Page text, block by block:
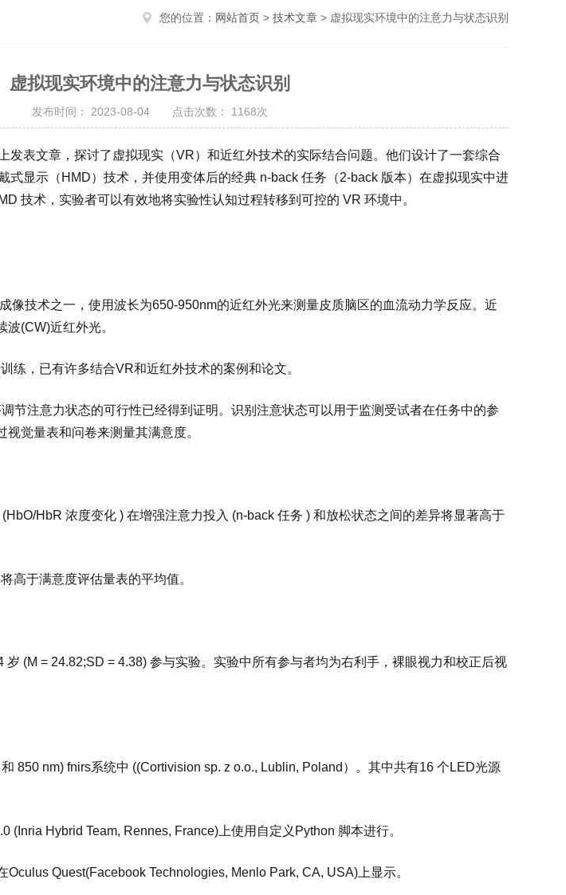
您的位置： 网站首页 > 技术文章 > 虚拟现实环境中的注意力与状态识别
虚拟现实环境中的注意力与状态识别
发布时间： 2023-08-04 点击次数： 1168次
发表文章，探讨了虚拟现实（VR）和近红外技术的实际结合问题。他们设计了一套综合
式显示（HMD）技术，并使用变体后的经典 n-back 任务（2-back 版本）在虚拟现实中进
技术，实验者可以有效地将实验性认知过程转移到可控的 VR 环境中。
像技术之一，使用波长为650-950nm的近红外光来测量皮质脑区的血流动力学反应。近
(CW)近红外光。
练，已有许多结合VR和近红外技术的案例和论文。
节注意力状态的可行性已经得到证明。识别注意状态可以用于监测受试者在任务中的参
觉量表和问卷来测量其满意度。
HbR 浓度变化 ) 在增强注意力投入 (n-back 任务 ) 和放松状态之间的差异将显著高于
高于满意度评估量表的平均值。
岁 (M = 24.82;SD = 4.38) 参与实验。实验中所有参与者均为右利手，裸眼视力和校正后视
850 nm) fnirs系统中 ((Cortivision sp. z o.o., Lublin, Poland）。其中共有16 个LED光源
(Inria Hybrid Team, Rennes, France)上使用自定义Python 脚本进行。
Quest(Facebook Technologies, Menlo Park, CA, USA)上显示。